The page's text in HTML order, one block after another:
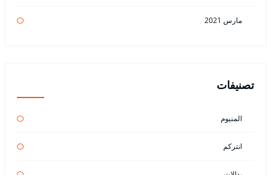
مارس 2021
تصنيفات
المنيوم
انتركم